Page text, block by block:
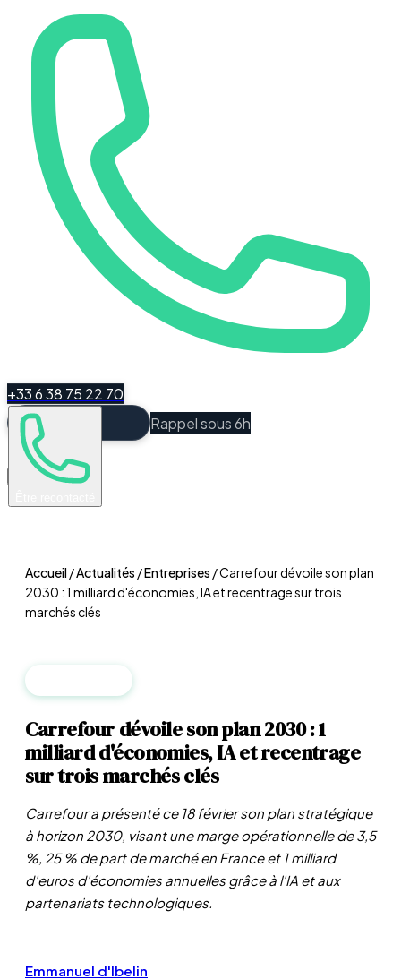
+33 6 38 75 22 70
Rappel sous 6h
Espace Client
Accueil/Actualités /Entreprises /Carrefour dévoile son plan
2030 : 1 milliard d'économies, IA et recentrage sur trois
marchés clés
Carrefour dévoile son plan 2030 : 1
milliard d'économies, IA et recentrage
sur trois marchés clés
Carrefour a présenté ce 18 février son plan stratégique
à horizon 2030, visant une marge opérationnelle de 3,5
%, 25 % de part de marché en France et 1 milliard
d'euros d'économies annuelles grâce à l'IA et aux
partenariats technologiques.
Emmanuel d'Ibelin